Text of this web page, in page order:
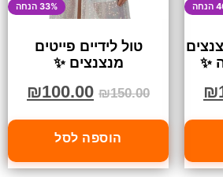
✨
₪
33% הנחה
טול לידיים פייטים
מנצנצים ✨
₪150.00
₪100.00
הוספה לסל